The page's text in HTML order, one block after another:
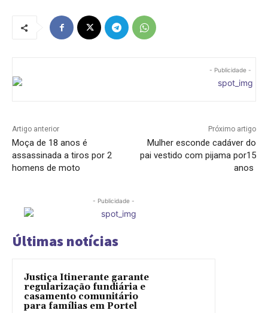
- Publicidade -
Artigo anterior
Moça de 18 anos é
assassinada a tiros por 2
homens de moto
Próximo artigo
Mulher esconde cadáver do
pai vestido com pijama por15
anos
- Publicidade -
Últimas notícias
Justiça Itinerante garante
regularização fundiária e
casamento comunitário
para famílias em Portel